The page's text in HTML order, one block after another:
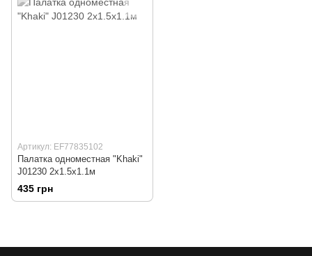
Артикул: EF77835102
Палатка одноместная "Khaki"
J01230 2x1.5x1.1м
435 грн